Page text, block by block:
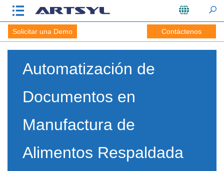
Solicitar una Demo Contáctenos
Automatización de
Documentos en
Manufactura de
Alimentos Respaldada